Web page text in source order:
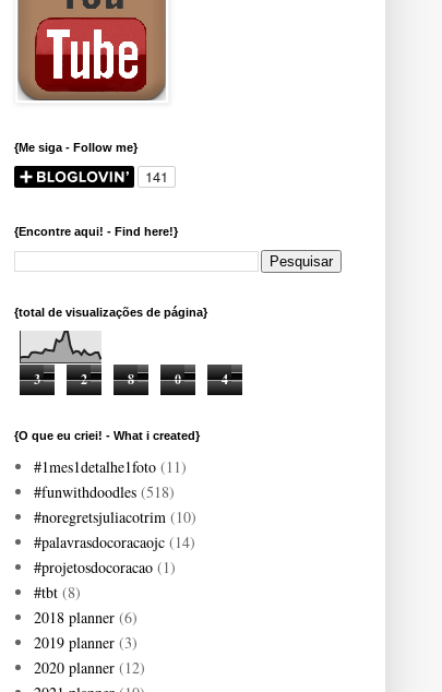
{Me siga - Follow me}
{Encontre aqui! - Find here!}
{total de visualizações de página}
3 2 8 0 4
{O que eu criei! - What i created}
#1mes1detalhe1foto (11)
#funwithdoodles (518)
#noregretsjuliacotrim (10)
#palavrasdocoracaojc (14)
#projetosdocoracao (1)
#tbt (8)
2018 planner (6)
2019 planner (3)
2020 planner (12)